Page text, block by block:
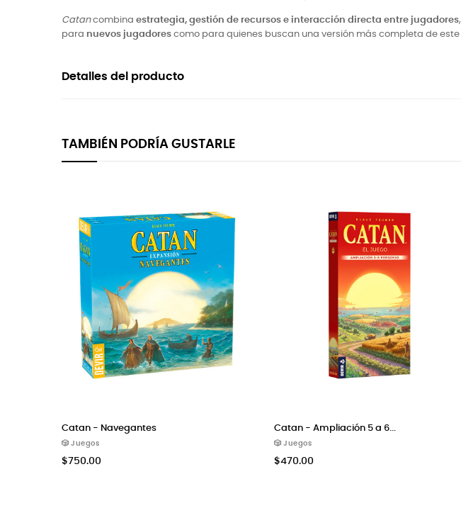
Catancombina estrategia, gestión de recursos e interacción directa entre jugadores
para nuevos jugadores como para quienes buscan una versión más completa de
Detalles del producto
TAMBIÉN PODRÍA GUSTARLE
Catan - Navegantes
🎲 Juegos
$750.00
Catan - Ampliación 5 a 6...
🎲 Juegos
$470.00